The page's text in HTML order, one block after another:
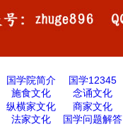
国学院简介 国学12345
施食文化 念诵文化
纵横家文化 商家文化
法家文化 国学问题解答